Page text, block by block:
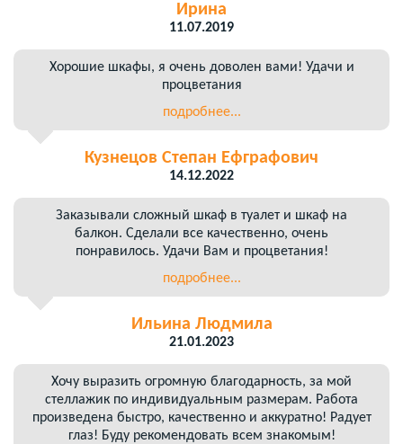
Ирина
11.07.2019
Хорошие шкафы, я очень доволен вами! Удачи и
процветания
подробнее...
Кузнецов Степан Ефграфович
14.12.2022
Заказывали сложный шкаф в туалет и шкаф на
балкон. Сделали все качественно, очень
понравилось. Удачи Вам и процветания!
подробнее...
Ильина Людмила
21.01.2023
Хочу выразить огромную благодарность, за мой
стеллажик по индивидуальным размерам. Работа
произведена быстро, качественно и аккуратно! Радует
глаз! Буду рекомендовать всем знакомым!